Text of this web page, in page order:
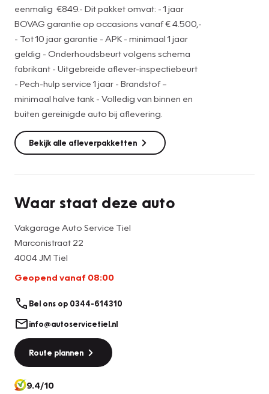
eenmalig €849.- Dit pakket omvat: - 1 jaar
BOVAG garantie op occasions vanaf € 4.500,-
- Tot 10 jaar garantie - APK - minimaal 1 jaar
geldig - Onderhoudsbeurt volgens schema
fabrikant - Uitgebreide aflever-inspectiebeurt
- Pech-hulp service 1 jaar - Brandstof –
minimaal halve tank - Volledig van binnen en
buiten gereinigde auto bij aflevering.
Bekijk alle afleverpakketten
Waar staat deze auto
Vakgarage Auto Service Tiel
Marconistraat 22
4004 JM Tiel
Geopend vanaf 08:00
Bel ons op 0344-614310
info@autoservicetiel.nl
Route plannen
9.4/10